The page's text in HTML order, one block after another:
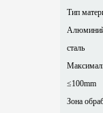
Тип
сталь
≤100mm
Зона